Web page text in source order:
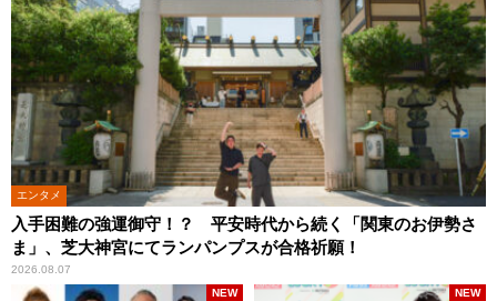
エンタメ
入手困難の強運御守！？ 平安時代から続く「関東のお伊勢さ
ま」、芝大神宮にてランパンプスが合格祈願！
2026.08.07
NEW NEW